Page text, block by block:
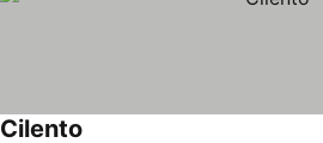
Cilento